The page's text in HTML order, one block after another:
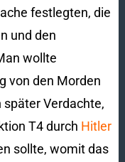
festlegten, die
und den
wollte
von den Morden
Verdachte,
T4 durch Hitler
sollte, womit das